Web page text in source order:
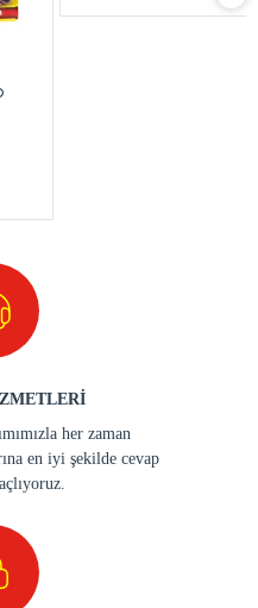
her zaman
en iyi şekilde cevap